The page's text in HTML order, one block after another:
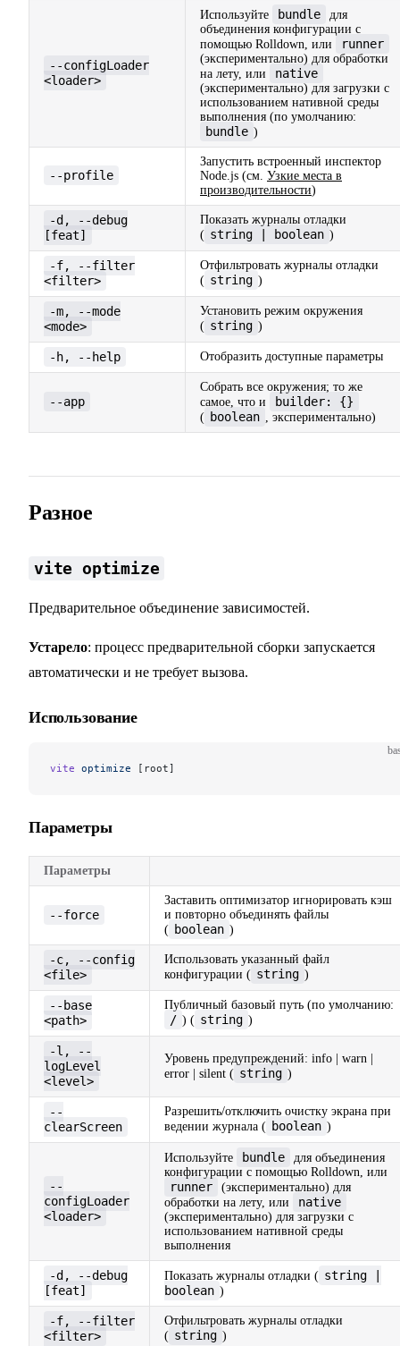
--configLoader
<loader>
Используйте bundle
для
объединения конфигурации с
помощью Rolldown, или
runner
(экспериментально) для обработки
на лету, или
native
(экспериментально) для загрузки с
использованием нативной среды
выполнения (по умолчанию:
bundle )
--profile
Запустить встроенный инспектор
Node.js (см. Узкие места в
производительности)
-d, --debug
[feat]
Показать журналы отладки
( string | boolean )
-f, --filter
<filter>
Отфильтровать журналы отладки
( string )
-m, --mode
<mode>
Установить режим окружения
( string )
-h, --help Отобразить доступные параметры
--app
Собрать все окружения; то же
самое, что и
builder: {}
( boolean , экспериментально)
Разное
vite optimize
Предварительное объединение зависимостей.
Устарело: процесс предварительной сборки запускается
автоматически и не требует вызова.
Использование
vite optimize [root]
Параметры
Параметры
--force
Заставить оптимизатор игнорировать кэш
и повторно объединять файлы
( boolean )
-c, --config
<file>
Использовать указанный файл
конфигурации ( string )
--base
<path>
Публичный базовый путь (по умолчанию:
/ ) ( string )
-l, --
logLevel
<level>
Уровень предупреждений: info | warn |
error | silent ( string )
--
clearScreen
Разрешить/отключить очистку экрана при
ведении журнала ( boolean )
--
configLoader
<loader>
Используйте bundle
для объединения
конфигурации с помощью Rolldown, или
runner
(экспериментально) для
обработки на лету, или
native
(экспериментально) для загрузки с
использованием нативной среды
выполнения
-d, --debug
[feat]
Показать журналы отладки ( string |
boolean )
-f, --filter
<filter>
Отфильтровать журналы отладки
( string )